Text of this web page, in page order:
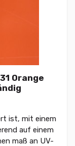
Orange
ist, mit einem
auf einem
maß an UV-